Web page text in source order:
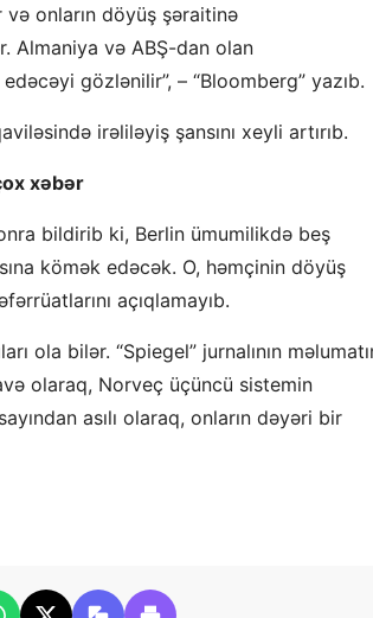
onların döyüş şəraitinə
Almaniya və ABŞ-dan olan
gözlənilir”, – “Bloomberg” yazıb.
irəliləyiş şansını xeyli artırıb.
xəbər
bildirib ki, Berlin ümumilikdə beş
kömək edəcək. O, həmçinin döyüş
açıqlamayıb.
ola bilər. “Spiegel” jurnalının
olaraq, Norveç üçüncü sistemin
asılı olaraq, onların dəyəri bir